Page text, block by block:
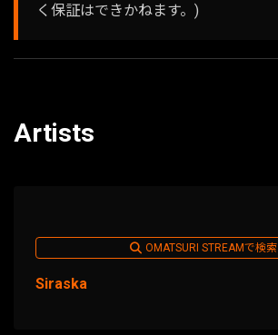
く保証はできかねます。)
Artists
OMATSURI STREAMで検索
Siraska